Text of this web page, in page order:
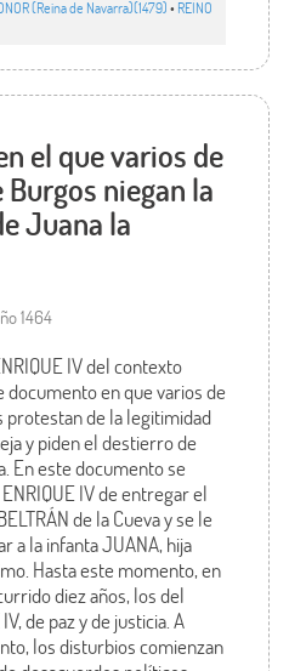
(Reina de Navarra)(1479)• REINO
el que varios de
niegan la
Juana la
1464
IV del contexto
en que varios de
protestan de la legitimidad
y piden el destierro de
En este documento se
IV de entregar el
de la Cueva y se le
a la infanta JUANA, hija
Hasta este momento, en
diez años, los del
de paz y de justicia. A
los disturbios comienzan